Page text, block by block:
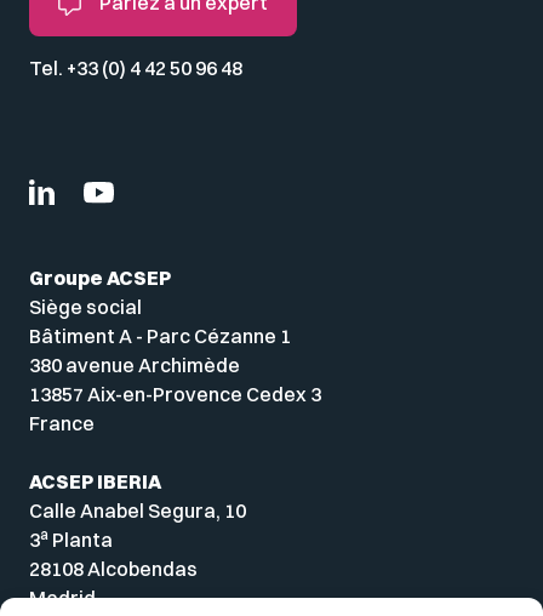
Tel. +33 (0) 4 42 50 96 48
Groupe ACSEP
Siège social
Bâtiment A - Parc Cézanne 1
380 avenue Archimède
13857 Aix-en-Provence Cedex 3
France
ACSEP IBERIA
Calle Anabel Segura, 10
3a Planta
28108 Alcobendas
Madrid